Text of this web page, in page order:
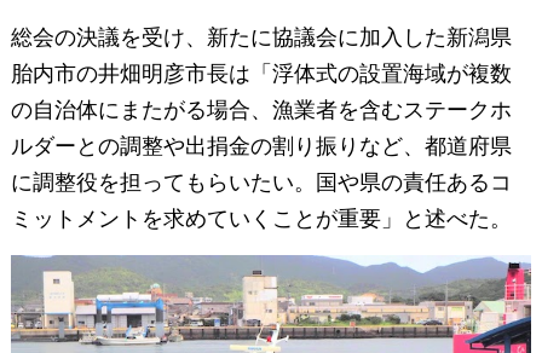
総会の決議を受け、新たに協議会に加入した新潟県
胎内市の井畑明彦市長は「浮体式の設置海域が複数
の自治体にまたがる場合、漁業者を含むステークホ
ルダーとの調整や出捐金の割り振りなど、都道府県
に調整役を担ってもらいたい。国や県の責任あるコ
ミットメントを求めていくことが重要」と述べた。